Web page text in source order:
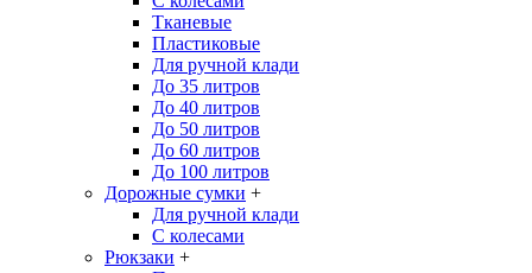
Тканевые
Пластиковые
Для ручной клади
До 35 литров
До 40 литров
До 50 литров
До 60 литров
До 100 литров
Дорожные сумки +
Для ручной клади
С колесами
Рюкзаки +